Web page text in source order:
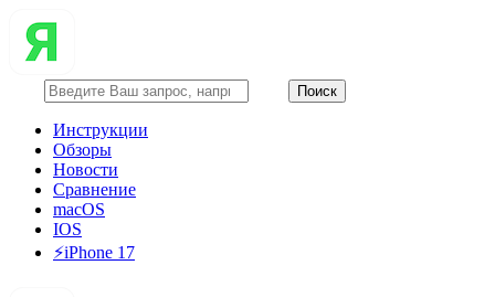
Инструкции
Обзоры
Новости
Сравнение
macOS
IOS
⚡️iPhone 17